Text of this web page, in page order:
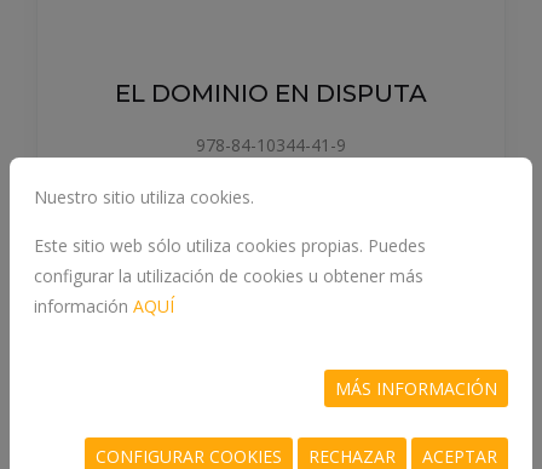
EL DOMINIO EN DISPUTA
978-84-10344-41-9
LISE VOGEL
COMPRAR
Nuestro sitio utiliza cookies.
Este sitio web sólo utiliza cookies propias. Puedes
configurar la utilización de cookies u obtener más
información AQUÍ
MÁS INFORMACIÓN
CONFIGURAR COOKIES RECHAZAR ACEPTAR